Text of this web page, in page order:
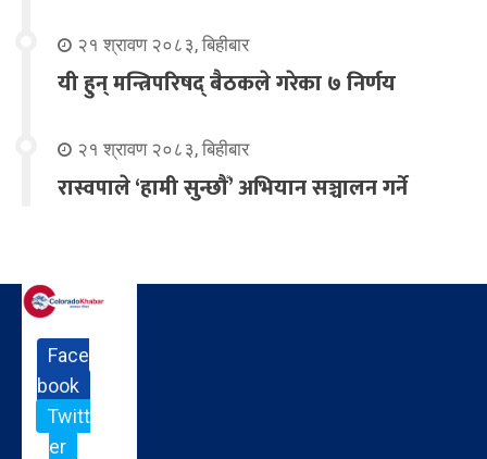
२१ श्रावण २०८३, बिहीबार
यी हुन् मन्त्रिपरिषद् बैठकले गरेका ७ निर्णय
२१ श्रावण २०८३, बिहीबार
रास्वपाले ‘हामी सुन्छौँ’ अभियान सञ्चालन गर्ने
Face
book
Twitt
er